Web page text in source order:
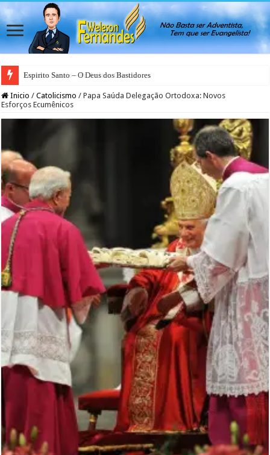
Espirito Santo – O Deus dos Bastidores
Inicio / Catolicismo / Papa Saúda Delegação Ortodoxa: Novos
Esforços Ecumênicos